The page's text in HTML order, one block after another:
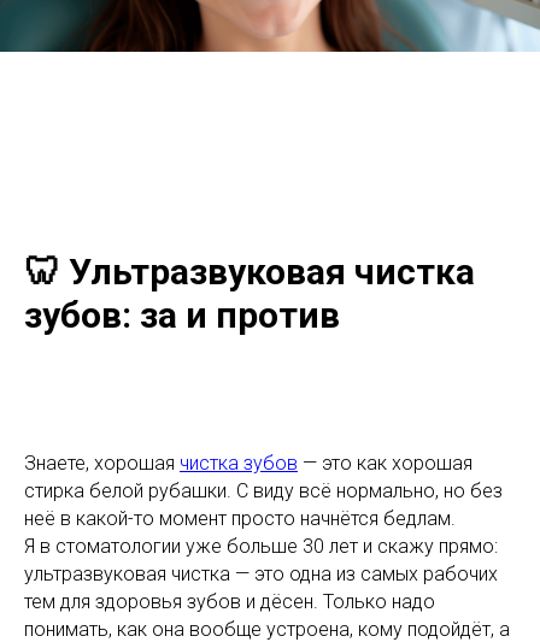
🦷 Ультразвуковая чистка
зубов: за и против
Знаете, хорошая чистка зубов — это как хорошая
стирка белой рубашки. С виду всё нормально, но без
неё в какой-то момент просто начнётся бедлам.
Я в стоматологии уже больше 30 лет и скажу прямо:
ультразвуковая чистка — это одна из самых рабочих
тем для здоровья зубов и дёсен. Только надо
понимать, как она вообще устроена, кому подойдёт, а